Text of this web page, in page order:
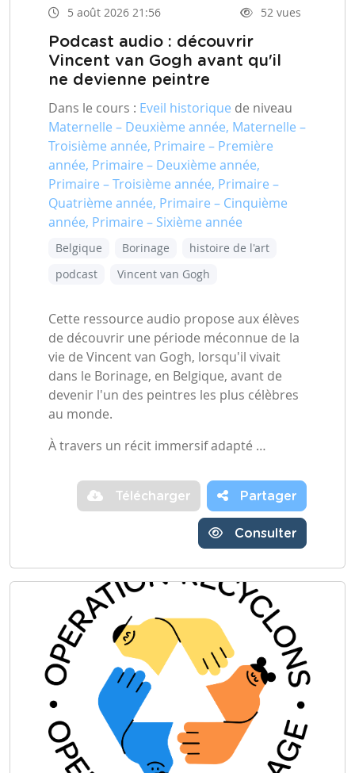
5 août 2026 21:56 52 vues
Podcast audio : découvrir
Vincent van Gogh avant qu'il
ne devienne peintre
Dans le cours : Eveil historique de niveau
Maternelle – Deuxième année, Maternelle –
Troisième année, Primaire – Première
année, Primaire – Deuxième année,
Primaire – Troisième année, Primaire –
Quatrième année, Primaire – Cinquième
année, Primaire – Sixième année
Belgique Borinage
histoire de l'art
podcast
Vincent van Gogh
Cette ressource audio propose aux élèves
de découvrir une période méconnue de la
vie de Vincent van Gogh, lorsqu'il vivait
dans le Borinage, en Belgique, avant de
devenir l'un des peintres les plus célèbres
au monde.
À travers un récit immersif adapté …
Télécharger Partager
Consulter